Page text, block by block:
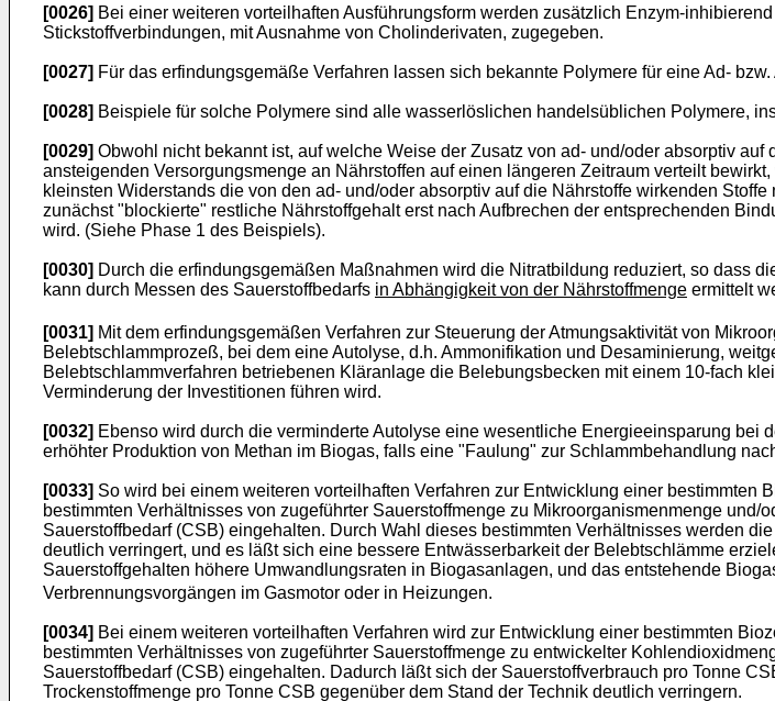
[0026] Bei einer weiteren vorteilhaften Ausführungsform werden zusätzlich Enzym-
Stickstoffverbindungen, mit Ausnahme von Cholinderivaten, zugegeben.
[0027] Für das erfindungsgemäße Verfahren lassen sich bekannte Polymere für eine Ad-
[0028] Beispiele für solche Polymere sind alle wasserlöslichen handelsüblichen Polymere,
[0029] Obwohl nicht bekannt ist, auf welche Weise der Zusatz von ad- und/oder absorptiv
ansteigenden Versorgungsmenge an Nährstoffen auf einen längeren Zeitraum verteilt
kleinsten Widerstands die von den ad- und/oder absorptiv auf die Nährstoffe wirkenden
zunächst "blockierte" restliche Nährstoffgehalt erst nach Aufbrechen der entsprechenden
wird. (Siehe Phase 1 des Beispiels).
[0030] Durch die erfindungsgemäßen Maßnahmen wird die Nitratbildung reduziert, so dass
kann durch Messen des Sauerstoffbedarfs in Abhängigkeit von der Nährstoffmenge ermittelt
[0031] Mit dem erfindungsgemäßen Verfahren zur Steuerung der Atmungsaktivität von
Belebtschlammprozeß, bei dem eine Autolyse, d.h. Ammonifikation und Desaminierung,
Belebtschlammverfahren betriebenen Kläranlage die Belebungsbecken mit einem 10-fach
Verminderung der Investitionen führen wird.
[0032] Ebenso wird durch die verminderte Autolyse eine wesentliche Energieeinsparung
erhöhter Produktion von Methan im Biogas, falls eine "Faulung" zur Schlammbehandlung
[0033] So wird bei einem weiteren vorteilhaften Verfahren zur Entwicklung einer
bestimmten Verhältnisses von zugeführter Sauerstoffmenge zu Mikroorganismenmenge
Sauerstoffbedarf (CSB) eingehalten. Durch Wahl dieses bestimmten Verhältnisses werden
deutlich verringert, und es läßt sich eine bessere Entwässerbarkeit der Belebtschlämme
Sauerstoffgehalten höhere Umwandlungsraten in Biogasanlagen, und das entstehende
Verbrennungsvorgängen im Gasmotor oder in Heizungen.
[0034] Bei einem weiteren vorteilhaften Verfahren wird zur Entwicklung einer bestimmten
bestimmten Verhältnisses von zugeführter Sauerstoffmenge zu entwickelter
Sauerstoffbedarf (CSB) eingehalten. Dadurch läßt sich der Sauerstoffverbrauch pro Tonne
Trockenstoffmenge pro Tonne CSB gegenüber dem Stand der Technik deutlich verringern.